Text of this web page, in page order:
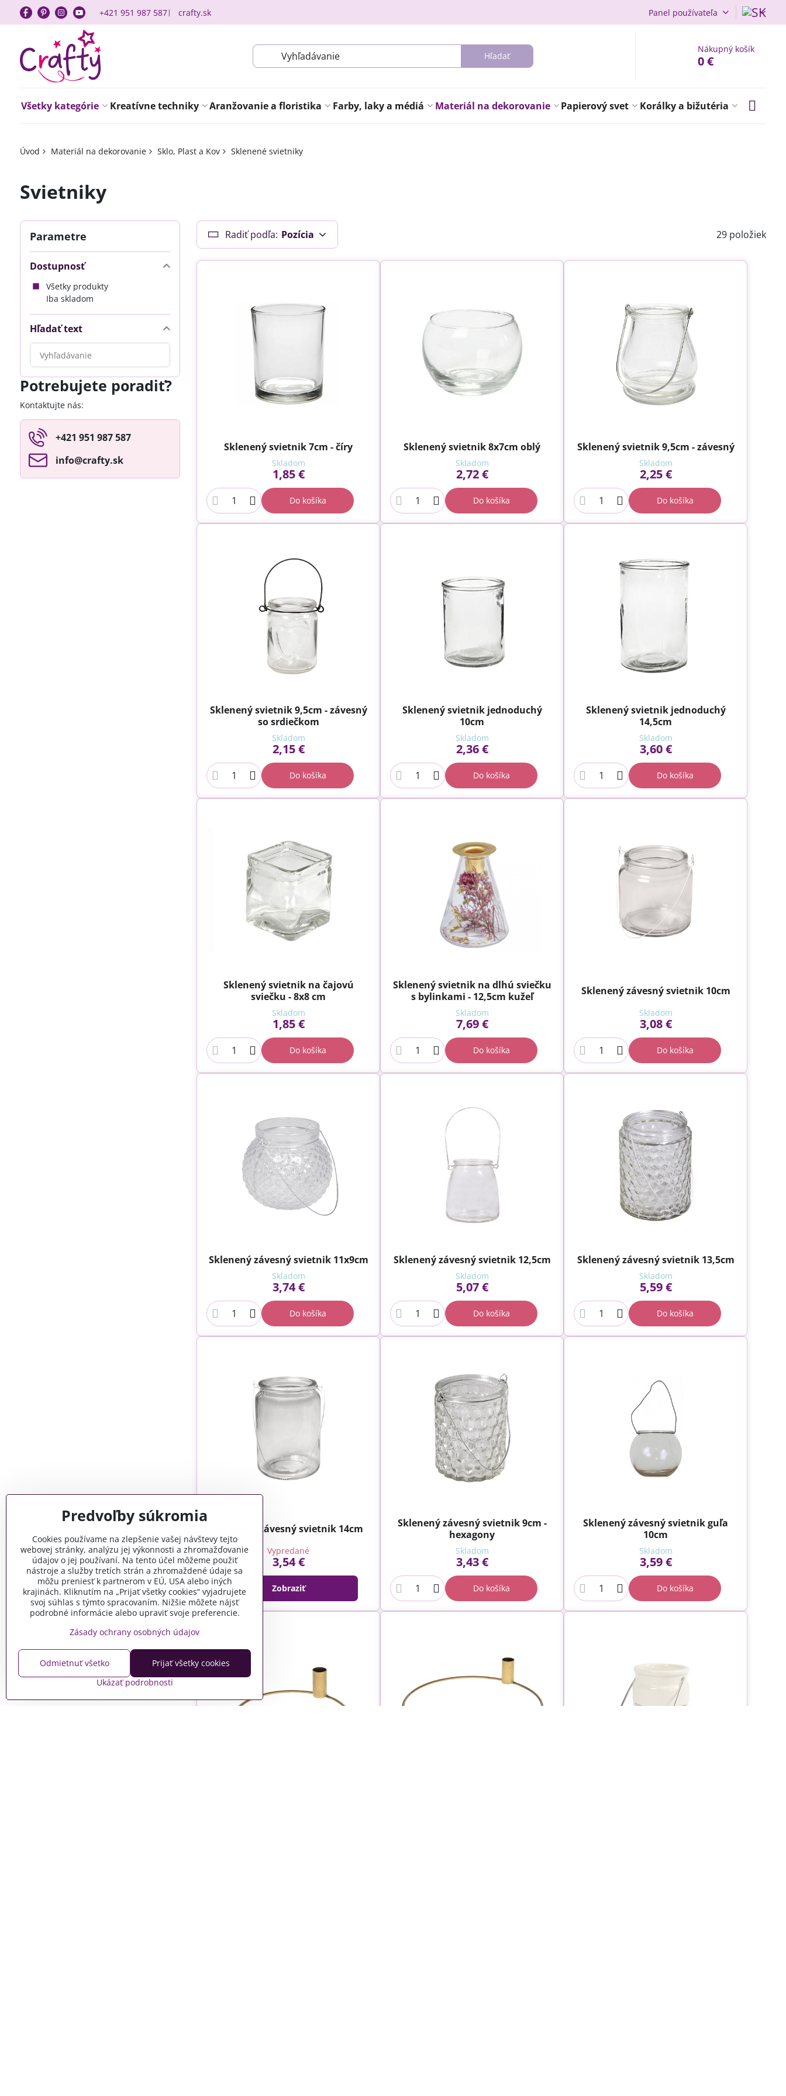
+421 951 987 587 crafty.sk Panel používateľa
Hľadať
Nákupný košík
0 €
Všetky kategórie Kreatívne techniky Aranžovanie a floristika Farby, laky a médiá Materiál na dekorovanie Papierový svet Korálky a bižutéria
Úvod Materiál na dekorovanie Sklo, Plast a Kov Sklenené svietniky
Svietniky
Radiť podľa: Pozícia 29 položiek
Sklenený svietnik 7cm - číry
Skladom
1,85 €
Do košíka
Sklenený svietnik 8x7cm oblý
Skladom
2,72 €
Do košíka
Sklenený svietnik 9,5cm - závesný
Skladom
2,25 €
Do košíka
Sklenený svietnik 9,5cm - závesný
so srdiečkom
Skladom
2,15 €
Do košíka
Sklenený svietnik jednoduchý
10cm
Skladom
2,36 €
Do košíka
Sklenený svietnik jednoduchý
14,5cm
Skladom
3,60 €
Do košíka
Sklenený svietnik na čajovú
sviečku - 8x8 cm
Skladom
1,85 €
Do košíka
Sklenený svietnik na dlhú sviečku
s bylinkami - 12,5cm kužeľ
Skladom
7,69 €
Do košíka
Sklenený závesný svietnik 10cm
Skladom
3,08 €
Do košíka
Sklenený závesný svietnik 11x9cm
Skladom
3,74 €
Do košíka
Sklenený závesný svietnik 12,5cm
Skladom
5,07 €
Do košíka
Sklenený závesný svietnik 13,5cm
Skladom
5,59 €
Do košíka
Sklenený závesný svietnik 14cm
Vypredané
3,54 €
Zobraziť
Sklenený závesný svietnik 9cm -
hexagony
Skladom
3,43 €
Do košíka
Sklenený závesný svietnik guľa
10cm
Skladom
3,59 €
Do košíka
Parametre
Dostupnosť
Všetky produkty
Iba skladom
Hľadať text
Prehľadať
výsledky
filtra
fulltextom
Potrebujete poradiť?
Kontaktujte nás:
+421 951 987 587
info​@crafty​.sk
Predvoľby súkromia
Cookies používame na zlepšenie vašej návštevy tejto
webovej stránky, analýzu jej výkonnosti a zhromažďovanie
údajov o jej používaní. Na tento účel môžeme použiť
nástroje a služby tretích strán a zhromaždené údaje sa
môžu preniesť k partnerom v EÚ, USA alebo iných
krajinách. Kliknutím na „Prijať všetky cookies“ vyjadrujete
svoj súhlas s týmto spracovaním. Nižšie môžete nájsť
podrobné informácie alebo upraviť svoje preferencie.
Zásady ochrany osobných údajov
Ukázať podrobnosti
Prijať všetky cookies
Odmietnuť všetko